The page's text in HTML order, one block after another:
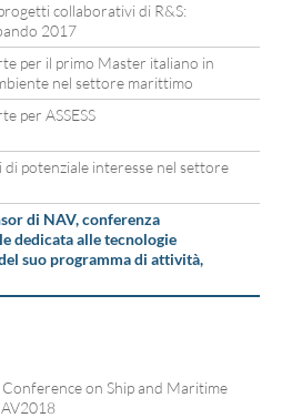
collaborativi di R&S:
2017
per il primo Master italiano in
nel settore marittimo
per ASSESS
di potenziale interesse nel settore
di NAV, conferenza
dedicata alle tecnologie
suo programma di attività,
on Ship and Maritime